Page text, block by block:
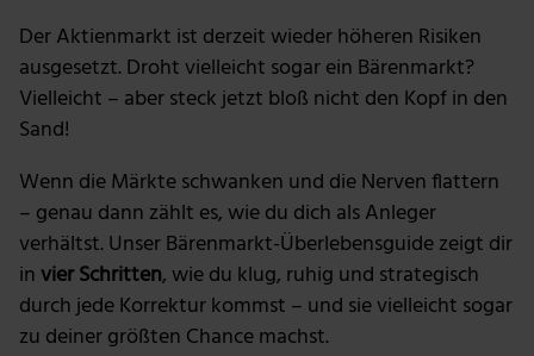
Der Aktienmarkt ist derzeit wieder höheren Risiken
ausgesetzt. Droht vielleicht sogar ein Bärenmarkt?
Vielleicht – aber steck jetzt bloß nicht den Kopf in den
Sand!
Wenn die Märkte schwanken und die Nerven flattern
– genau dann zählt es, wie du dich als Anleger
verhältst. Unser Bärenmarkt-Überlebensguide zeigt dir
invier Schritten, wie du klug, ruhig und strategisch
durch jede Korrektur kommst – und sie vielleicht sogar
zu deiner größten Chance machst.